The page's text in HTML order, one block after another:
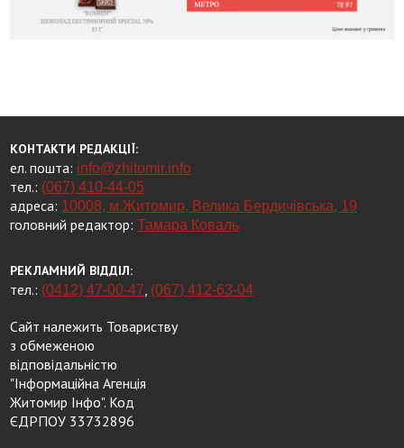
КОНТАКТИ РЕДАКЦІЇ:
ел. пошта: info@zhitomir.info
тел.: (067) 410-44-05
адреса: 10008, м.Житомир, Велика Бердичівська, 19
головний редактор:Тамара Коваль
РЕКЛАМНИЙ ВІДДІЛ:
тел.: (0412) 47-00-47, (067) 412-63-04
Сайт належить Товариству
з обмеженою
відповідальністю
"Інформаційна Агенція
Житомир Інфо". Код
ЄДРПОУ 33732896